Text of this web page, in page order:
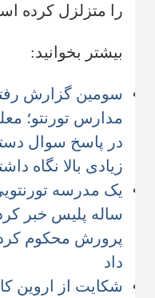
را متزلزل کرده
بیشتر بخوانید:
سومین گزارش
مدارس تورنتو؛
در پاسخ سوال
زیادی بالا نگاه
ساله پلیس خبر
پرورش محکوم
داد
شکایت از اروین